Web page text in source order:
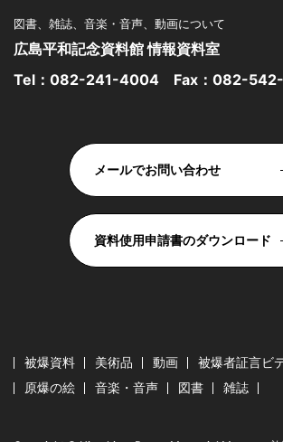
図書、雑誌、音楽・音声、動画について
広島平和記念資料館 情報資料室
Tel： 082-241-4004 Fax：082-
メールでお問い合わせ
資料使用申請書のダウンロード
被爆資料 美術品 動画 被爆者証言ビ
原爆の絵
音楽・音声 図書 雑誌